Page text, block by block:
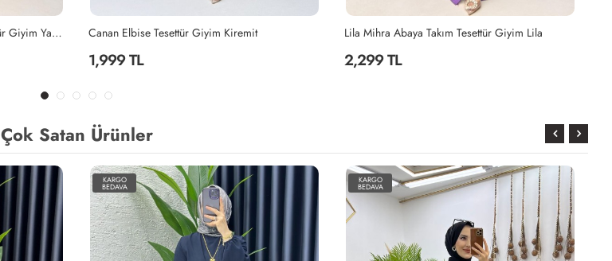
Yağyeşili Mihra Abaya Takım Tesettür Giyim Yağ Yeşili Canan Elbise Tesettür Giyim Kiremit
1,999 TL
Lila Mihra Abaya Takım Tesettür Giyim Lila
2,299 TL
Çok Satan Ürünler
KARGO
BEDAVA
KARGO
BEDAVA